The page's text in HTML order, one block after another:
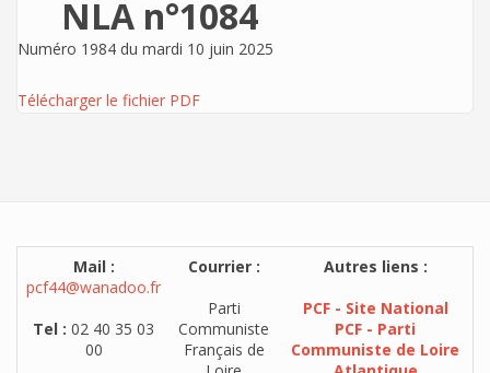
NLA n°1084
Numéro 1984 du mardi 10 juin 2025
Télécharger le fichier PDF
Mail :
pcf44@wanadoo.fr
Tel : 02 40 35 03
00
Courrier :
Parti
Communiste
Français de
Autres liens :
PCF - Site National
PCF - Parti
Communiste de Loire